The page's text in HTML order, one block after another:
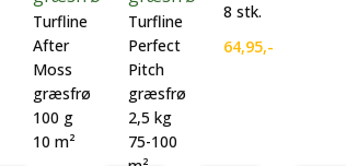
Turfline
After
Moss
græsfrø
100 g
10 m²
Turfline
Perfect
Pitch
græsfrø
2,5 kg
75-100
8 stk.
64,95,-